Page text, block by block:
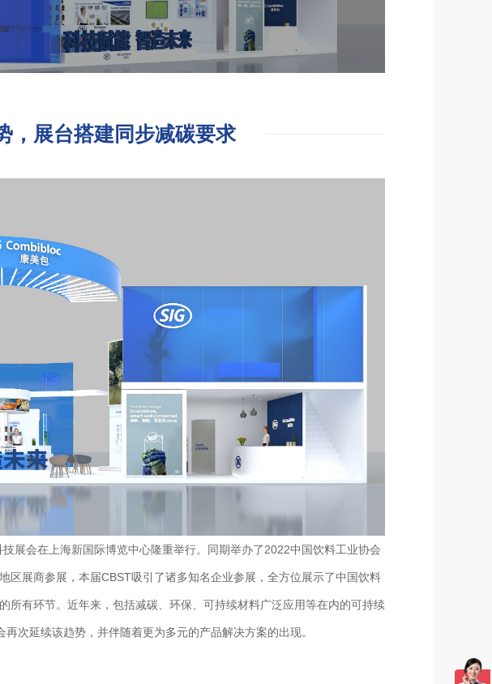
，展台搭建同步减碳要求
展会在上海新国际博览中心隆重举行。同期举办了2022中国饮料工业协会
区展商参展，本届CBST吸引了诸多知名企业参展，全方位展示了中国饮料
所有环节。近年来，包括减碳、环保、可持续材料广泛应用等在内的可持续
次延续该趋势，并伴随着更为多元的产品解决方案的出现。